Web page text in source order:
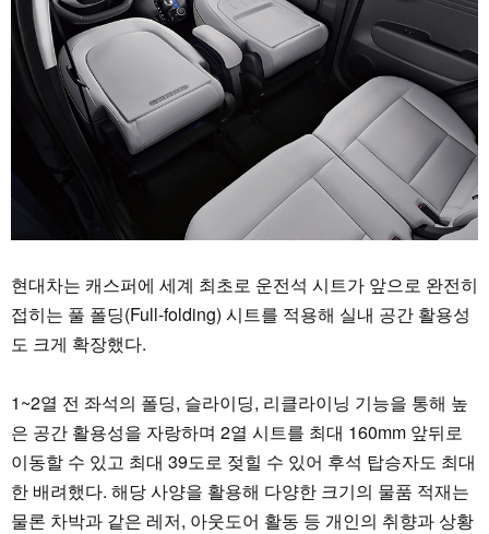
현대차는 캐스퍼에 세계 최초로 운전석 시트가 앞으로 완전히
접히는 풀 폴딩(Full-folding) 시트를 적용해 실내 공간 활용성
도 크게 확장했다.
1~2열 전 좌석의 폴딩, 슬라이딩, 리클라이닝 기능을 통해 높
은 공간 활용성을 자랑하며 2열 시트를 최대 160mm 앞뒤로
이동할 수 있고 최대 39도로 젖힐 수 있어 후석 탑승자도 최대
한 배려했다. 해당 사양을 활용해 다양한 크기의 물품 적재는
물론 차박과 같은 레저, 아웃도어 활동 등 개인의 취향과 상황